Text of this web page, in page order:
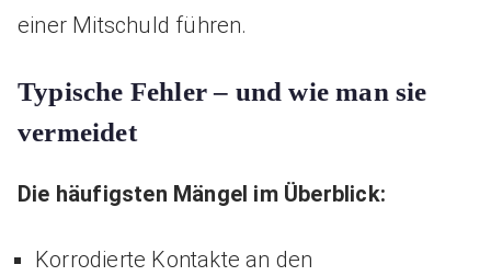
einer Mitschuld führen.
Typische Fehler – und wie man sie
vermeidet
Die häufigsten Mängel im Überblick:
Korrodierte Kontakte an den